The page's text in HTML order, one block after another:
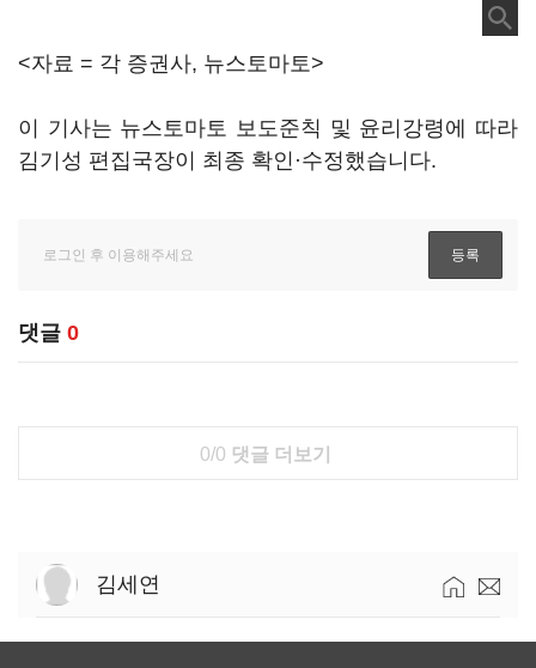
<자료 = 각 증권사, 뉴스토마토>
이 기사는 뉴스토마토 보도준칙 및 윤리강령에 따라
김기성 편집국장이 최종 확인·수정했습니다.
댓글 0
0/0 댓글 더보기
김세연